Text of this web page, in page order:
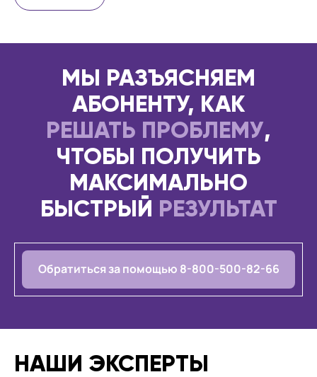
МЫ РАЗЪЯСНЯЕМ
АБОНЕНТУ, КАК
РЕШАТЬ ПРОБЛЕМУ,
ЧТОБЫ ПОЛУЧИТЬ
МАКСИМАЛЬНО
БЫСТРЫЙ РЕЗУЛЬТАТ
Обратиться за помощью 8-800-500-82-66
НАШИ ЭКСПЕРТЫ